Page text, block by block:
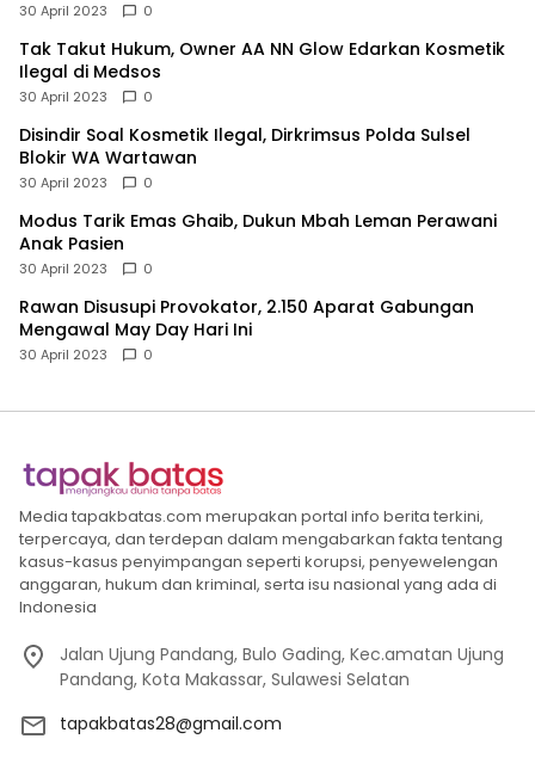
30 April 2023 0
Tak Takut Hukum, Owner AA NN Glow Edarkan Kosmetik
Ilegal di Medsos
30 April 2023 0
Disindir Soal Kosmetik Ilegal, Dirkrimsus Polda Sulsel
Blokir WA Wartawan
30 April 2023 0
Modus Tarik Emas Ghaib, Dukun Mbah Leman Perawani
Anak Pasien
30 April 2023 0
Rawan Disusupi Provokator, 2.150 Aparat Gabungan
Mengawal May Day Hari Ini
30 April 2023 0
Media tapakbatas.com merupakan portal info berita terkini,
terpercaya, dan terdepan dalam mengabarkan fakta tentang
kasus-kasus penyimpangan seperti korupsi, penyewelengan
anggaran, hukum dan kriminal, serta isu nasional yang ada di
Indonesia
Jalan Ujung Pandang, Bulo Gading, Kec.amatan Ujung
Pandang, Kota Makassar, Sulawesi Selatan
tapakbatas28@gmail.com